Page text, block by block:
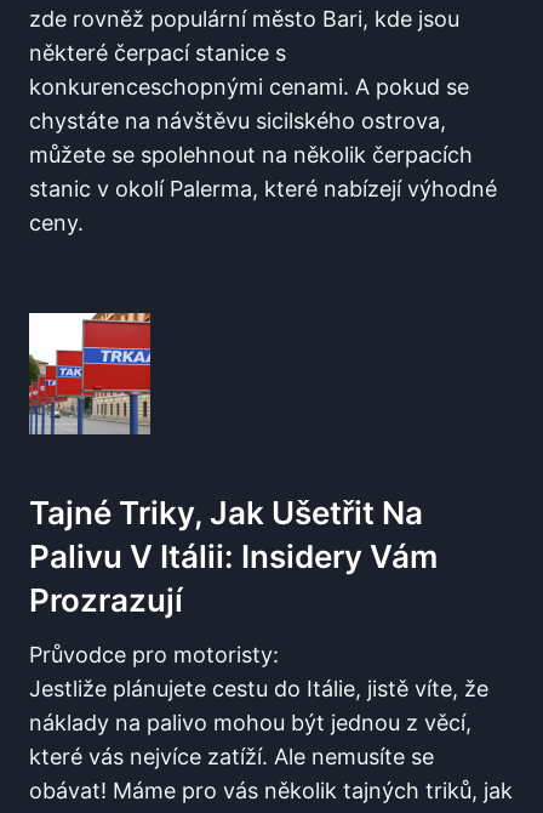
zde rovněž populární město Bari, ⁢kde jsou
‍některé čerpací stanice ​s
konkurenceschopnými cenami. A pokud se
chystáte na návštěvu sicilského ostrova,
můžete se spolehnout na několik čerpacích
stanic v okolí Palerma, ​které nabízejí výhodné ​
ceny.
Tajné Triky, Jak Ušetřit Na
Palivu V⁤ Itálii: Insidery ​vám
Prozrazují
Průvodce pro motoristy:
Jestliže⁤ plánujete cestu do Itálie,⁣ jistě víte, že
náklady na palivo mohou být jednou z věcí,⁣
které vás nejvíce zatíží. Ale nemusíte se⁣
obávat! Máme⁣ pro vás několik⁣ tajných triků, jak​